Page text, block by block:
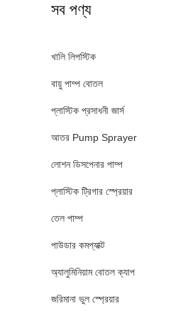
সব পণ্য
খালি লিপস্টিক
বায়ু পাম্প বোতল
প্লাস্টিক প্রসাধনী জার্স
আতর Pump Sprayer
লোশন ডিসপেনার পাম্প
প্লাস্টিক ট্রিগার স্প্রেয়ার
তেল পাম্প
পাউডার কমপ্যাক্ট
অ্যালুমিনিয়াম বোতল ক্যাপ
জরিমানা ভুল স্প্রেয়ার